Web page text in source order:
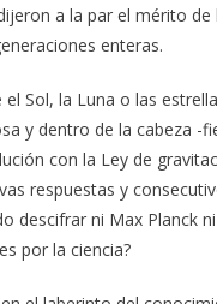
a la par el mérito
enteras.
Sol, la Luna o las
y dentro de la cabeza -
con la Ley de
respuestas y
descifrar ni Max Planck
por la ciencia?